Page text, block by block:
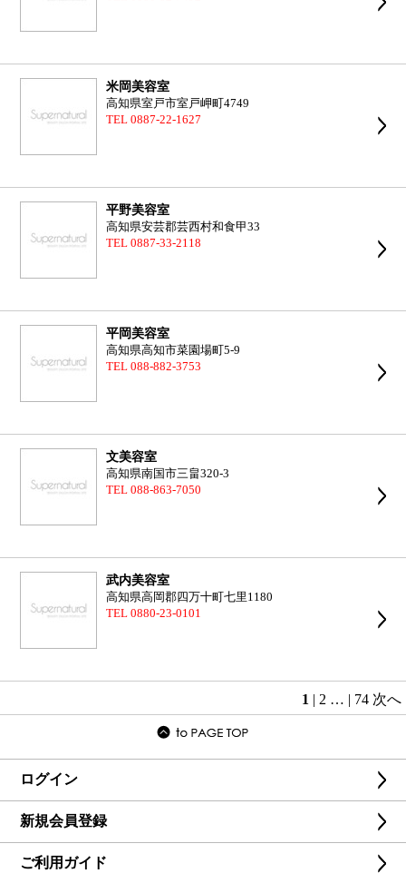
米岡美容室
高知県室戸市室戸岬町4749
TEL 0887-22-1627
平野美容室
高知県安芸郡芸西村和食甲33
TEL 0887-33-2118
平岡美容室
高知県高知市菜園場町5-9
TEL 088-882-3753
文美容室
高知県南国市三畠320-3
TEL 088-863-7050
武内美容室
高知県高岡郡四万十町七里1180
TEL 0880-23-0101
1 | 2 … | 74 次へ
ログイン
新規会員登録
ご利用ガイド